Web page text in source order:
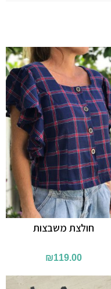
חולצת משבצות
₪119.00